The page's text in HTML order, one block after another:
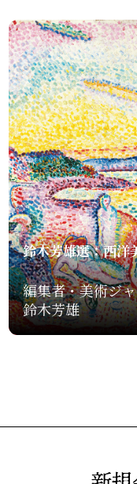
鈴木芳雄選：西洋
編集者・美術ジ
鈴木芳雄